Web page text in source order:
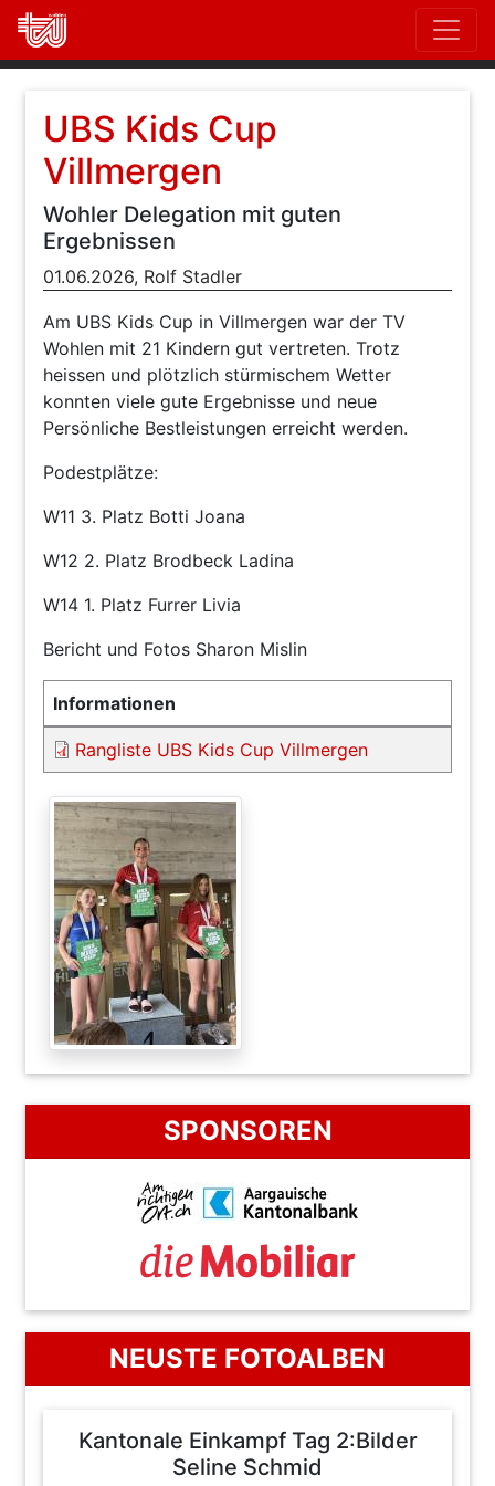
Direkt
zum
Inhalt
UBS Kids Cup
Villmergen
Wohler Delegation mit guten
Ergebnissen
01.06.2026, Rolf Stadler
Am UBS Kids Cup in Villmergen war der TV
Wohlen mit 21 Kindern gut vertreten. Trotz
heissen und plötzlich stürmischem Wetter
konnten viele gute Ergebnisse und neue
Persönliche Bestleistungen erreicht werden.
Podestplätze:
W11 3. Platz Botti Joana
W12 2. Platz Brodbeck Ladina
W14 1. Platz Furrer Livia
Bericht und Fotos Sharon Mislin
Informationen
Rangliste UBS Kids Cup Villmergen
SPONSOREN
NEUSTE FOTOALBEN
Kantonale Einkampf Tag 2:Bilder
Seline Schmid